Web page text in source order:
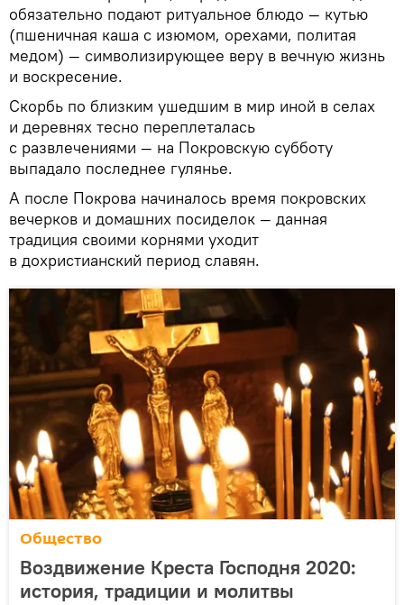
обязательно подают ритуальное блюдо — кутью
(пшеничная каша с изюмом, орехами, политая
медом) — символизирующее веру в вечную жизнь
и воскресение.
Скорбь по близким ушедшим в мир иной в селах
и деревнях тесно переплеталась
с развлечениями — на Покровскую субботу
выпадало последнее гулянье.
А после Покрова начиналось время покровских
вечерков и домашних посиделок — данная
традиция своими корнями уходит
в дохристианский период славян.
Общество
Воздвижение Креста Господня 2020:
история, традиции и молитвы